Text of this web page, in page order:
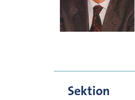
Sektion